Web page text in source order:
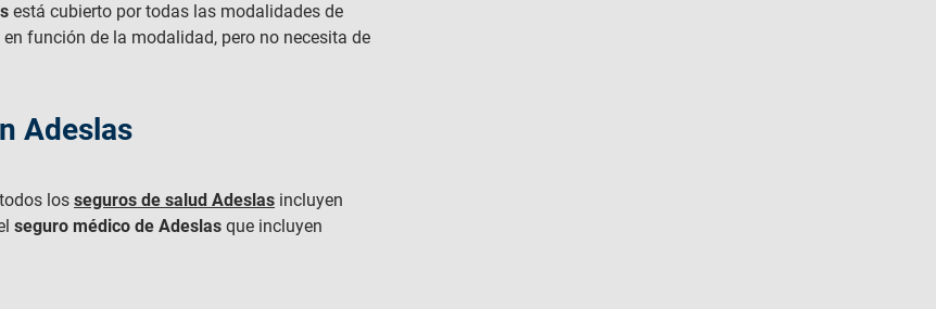
está cubierto por todas las modalidades de
función de la modalidad, pero no necesita de
Adeslas
los seguros de salud Adeslas incluyen
seguro médico de Adeslas que incluyen